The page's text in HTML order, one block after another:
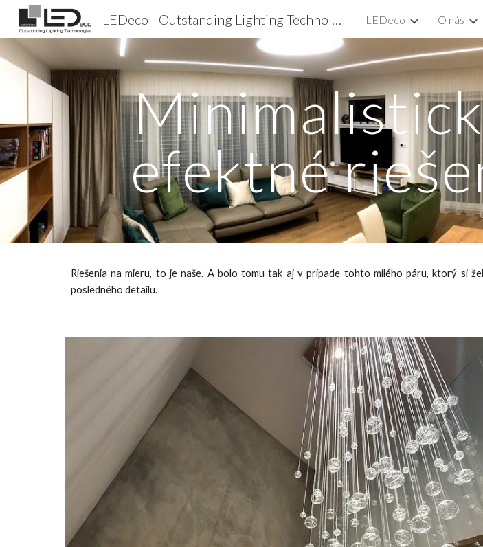
Skip to main content
LEDeco - Outstanding Lighting Technologies LEDeco O nás
efektné
Riešenia na mieru, to je naše. A bolo tomu tak aj v prípade tohto milého páru, ktorý si
posledného detailu.